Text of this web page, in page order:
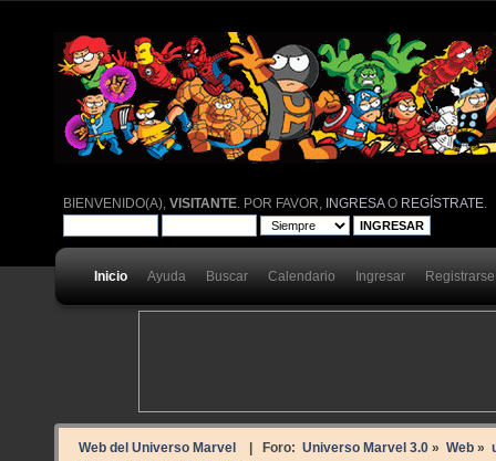
BIENVENIDO(A),VISITANTE . POR FAVOR, INGRESAO REGÍSTRATE
Inicio Ayuda Buscar Calendario Ingresar Registrarse
Web del Universo Marvel | Foro: Universo Marvel 3.0» Web»